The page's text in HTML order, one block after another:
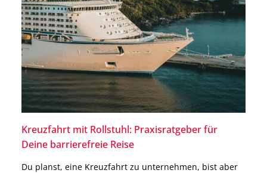
Kreuzfahrt mit Rollstuhl: Praxisratgeber für
Deine barrierefreie Reise
Du planst, eine Kreuzfahrt zu unternehmen, bist aber